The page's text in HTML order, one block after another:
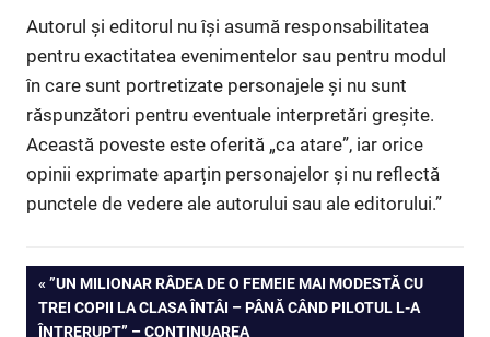
Autorul și editorul nu își asumă responsabilitatea
pentru exactitatea evenimentelor sau pentru modul
în care sunt portretizate personajele și nu sunt
răspunzători pentru eventuale interpretări greșite.
Această poveste este oferită „ca atare”, iar orice
opinii exprimate aparțin personajelor și nu reflectă
punctele de vedere ale autorului sau ale editorului.”
Navigare
în
PREVIOUS
POST:
”UN MILIONAR RÂDEA DE O FEMEIE MAI MODESTĂ CU
TREI COPII LA CLASA ÎNTÂI – PÂNĂ CÂND PILOTUL L-A
ÎNTRERUPT” – CONTINUAREA